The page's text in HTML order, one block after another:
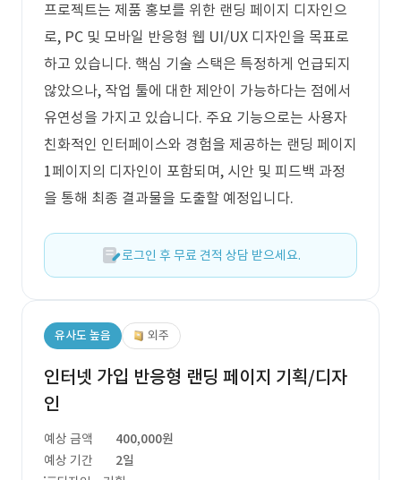
프로젝트는 제품 홍보를 위한 랜딩 페이지 디자인으
로, PC 및 모바일 반응형 웹 UI/UX 디자인을 목표로
하고 있습니다. 핵심 기술 스택은 특정하게 언급되지
않았으나, 작업 툴에 대한 제안이 가능하다는 점에서
유연성을 가지고 있습니다. 주요 기능으로는 사용자
친화적인 인터페이스와 경험을 제공하는 랜딩 페이지
1페이지의 디자인이 포함되며, 시안 및 피드백 과정
을 통해 최종 결과물을 도출할 예정입니다.
로그인 후 무료 견적 상담 받으세요.
유사도 높음 외주
인터넷 가입 반응형 랜딩 페이지 기획/디자
인
예상 금액
400,000원
예상 기간
2일